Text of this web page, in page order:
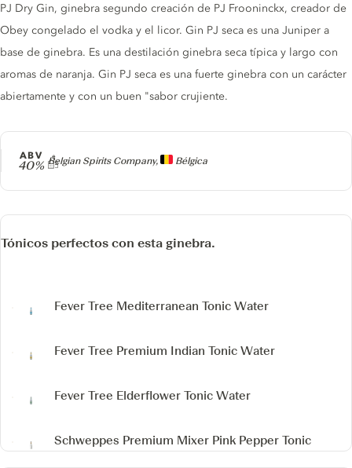
Producer
Belgian Spirits Company, Bélgica
ABV
40%
Gin description
PJ Dry Gin, ginebra segundo creación de PJ Frooninckx, creador de
Obey congelado el vodka y el licor. Gin PJ seca es una Juniper a
base de ginebra. Es una destilación ginebra seca típica y largo con
aromas de naranja. Gin PJ seca es una fuerte ginebra con un carácter
abiertamente y con un buen "sabor crujiente.
Tónicos perfectos con esta ginebra.
Fever Tree Mediterranean Tonic Water
Fever Tree Premium Indian Tonic Water
Fever Tree Elderflower Tonic Water
Schweppes Premium Mixer Pink Pepper Tonic